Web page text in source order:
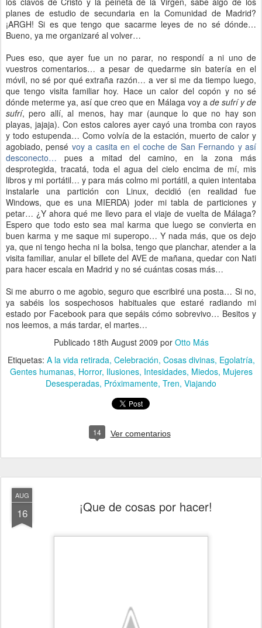
planes de estudio de secundaria en la Comunidad de Madrid?
¡ARGH! Si es que tengo que sacarme leyes de no sé dónde…
Bueno, ya me organizaré al volver…
Pues eso, que ayer fue un no parar, no respondí a ni uno de
vuestros comentarios… a pesar de quedarme sin batería en el
móvil, no sé por qué extraña razón… a ver si me da tiempo luego,
que tengo visita familiar hoy. Hace un calor del copón y no sé
dónde meterme ya, así que creo que en Málaga voy a de sufrí y de
sufrí, pero allí, al menos, hay mar (aunque lo que no hay son
playas, jajaja). Con estos calores ayer cayó una tromba con rayos
y todo estupenda… Como volvía de la estación, muerto de calor y
agobiado, pensé voy a casita en el coche de San Fernando y así
desconecto… pues a mitad del camino, en la zona más
desprotegida, tracatá, toda el agua del cielo encima de mí, mis
libros y mi portátil… y para más colmo mi portátil, a quien intentaba
instalarle una partición con Linux, decidió (en realidad fue
Windows, que es una MIERDA) joder mi tabla de particiones y
petar… ¿Y ahora qué me llevo para el viaje de vuelta de Málaga?
Espero que todo esto sea mal karma que luego se convierta en
buen karma y me saque mi superopo… Y nada más, que os dejo
ya, que ni tengo hecha ni la bolsa, tengo que planchar, atender a la
visita familiar, anular el billete del AVE de mañana, quedar con Nati
para hacer escala en Madrid y no sé cuántas cosas más…
Si me aburro o me agobio, seguro que escribiré una posta… Si no,
ya sabéis los sospechosos habituales que estaré radiando mi
estado por Facebook para que sepáis cómo sobrevivo… Besitos y
nos leemos, a más tardar, el martes…
Publicado 18th August 2009 por Otto Más
Etiquetas: A la vida retirada Celebración Cosas divinas Egolatría
Gentes humanas Horror Ilusiones Intesidades Miedos Mujeres
Desesperadas Próximamente Tren Viajando
14 Ver comentarios
AUG
16 ¡Que de cosas por hacer!